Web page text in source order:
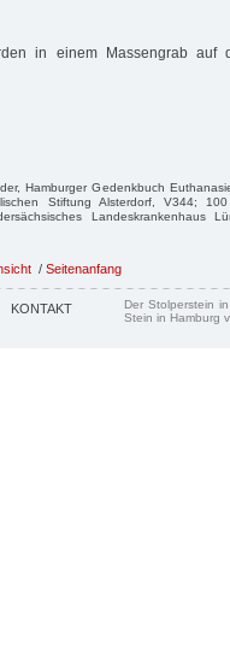
in einem Massengrab auf
Hamburger Gedenkbuch
Stiftung Alsterdorf, V344; 100
Landeskrankenhaus
/ Seitenanfang
KONTAKT
Der Stolperstein
Stein in Hamburg